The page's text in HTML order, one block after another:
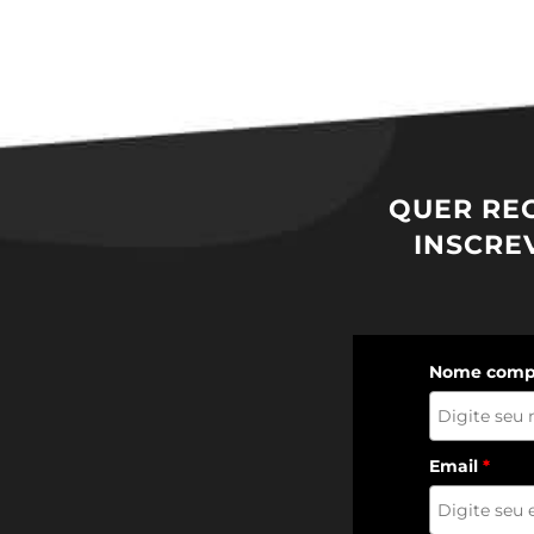
QUER
Nome
Email *